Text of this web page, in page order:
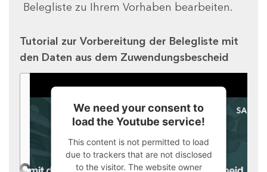
Belegliste zu Ihrem Vorhaben bearbeiten.
Tutorial zur Vorbereitung der Belegliste mit
den Daten aus dem Zuwendungsbescheid
We need your consent to
load the Youtube service!
This content is not permitted to load
due to trackers that are not disclosed
to the visitor. The website owner